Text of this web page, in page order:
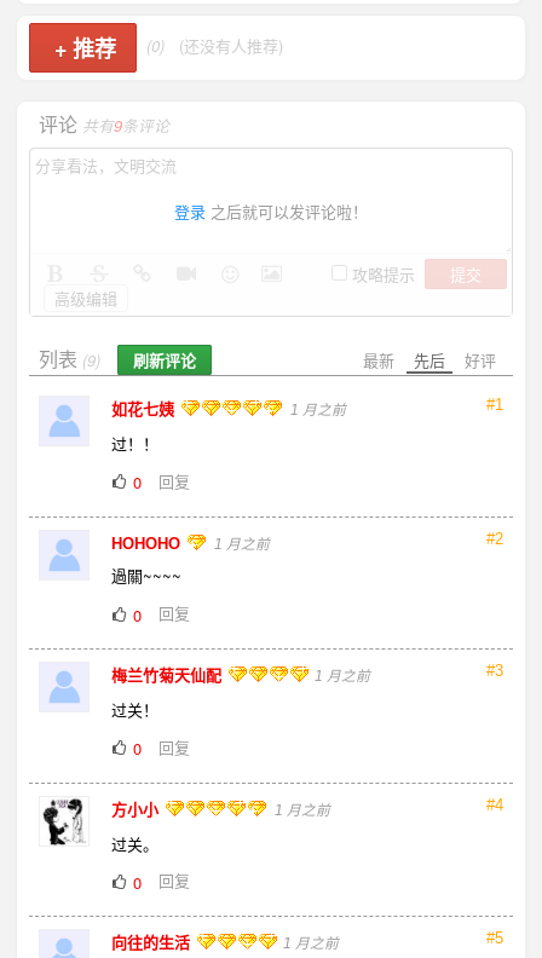
+推荐 (0) (还没有人推荐)
评论 共有9条评论
登录 之后就可以发评论啦！
攻略提示
提交
高级编辑
最新 先后 好评
列表 (9) 刷新评论
#1
如花七姨 1 月之前
过！！
0
回复
#2
HOHOHO 1 月之前
過關~~~~
0
回复
#3
梅兰竹菊天仙配 1 月之前
过关！
0
回复
#4
方小小 1 月之前
过关。
0
回复
#5
向往的生活 1 月之前